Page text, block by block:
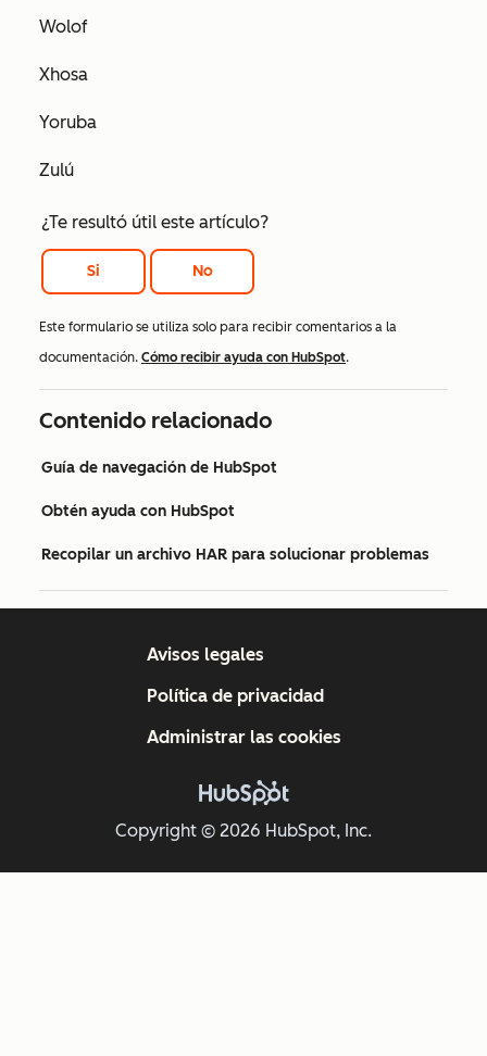
Wolof
Xhosa
Yoruba
Zulú
¿Te resultó útil este artículo?
Si No
Este formulario se utiliza solo para recibir comentarios a la
documentación. Cómo recibir ayuda con HubSpot.
Contenido relacionado
Guía de navegación de HubSpot
Obtén ayuda con HubSpot
Recopilar un archivo HAR para solucionar problemas
Copyright © 2026 HubSpot, Inc.
Avisos legales
Política de privacidad
Administrar las cookies